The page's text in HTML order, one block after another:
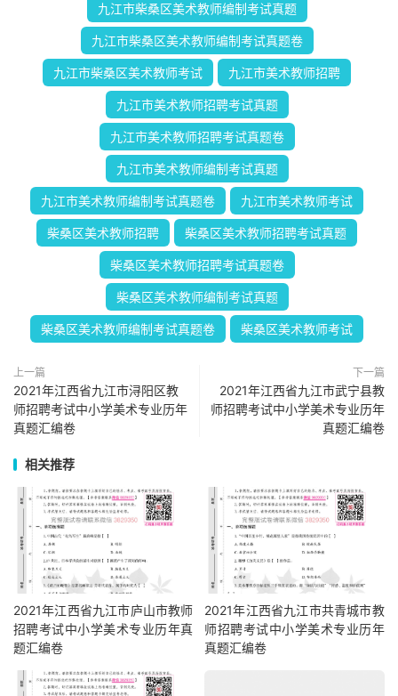
九江市柴桑区美术教师编制考试真题
九江市柴桑区美术教师编制考试真题卷
九江市柴桑区美术教师考试 九江市美术教师招聘
九江市美术教师招聘考试真题
九江市美术教师招聘考试真题卷
九江市美术教师编制考试真题
九江市美术教师编制考试真题卷 九江市美术教师考试
柴桑区美术教师招聘 柴桑区美术教师招聘考试真题
柴桑区美术教师招聘考试真题卷
柴桑区美术教师编制考试真题
柴桑区美术教师编制考试真题卷 柴桑区美术教师考试
上一篇
2021年江西省九江市浔阳区教
师招聘考试中小学美术专业历年
真题汇编卷
下一篇
2021年江西省九江市武宁县教
师招聘考试中小学美术专业历年
真题汇编卷
相关推荐
2021年江西省九江市庐山市教师
招聘考试中小学美术专业历年真
题汇编卷
2021年江西省九江市共青城市教
师招聘考试中小学美术专业历年
真题汇编卷